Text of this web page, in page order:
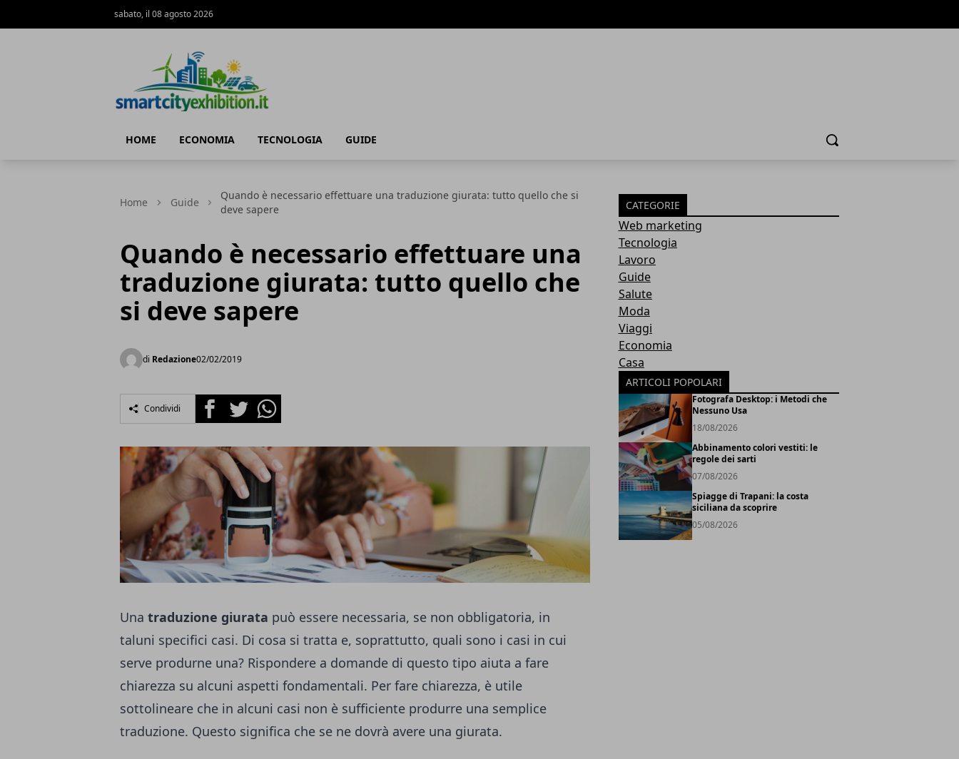
sabato, il 08 agosto 2026
HOME ECONOMIA TECNOLOGIA GUIDE Cerca
Home Guide
Quando è necessario effettuare una traduzione giurata: tutto quello che si
deve sapere
Quando è necessario effettuare una
traduzione giurata: tutto quello che
si deve sapere
di Redazione02/02/2019
Condividi FacebookTwitterWhatsapp
Una traduzione giurata può essere necessaria, se non obbligatoria, in
taluni specifici casi. Di cosa si tratta e, soprattutto, quali sono i casi in cui
serve produrne una? Rispondere a domande di questo tipo aiuta a fare
chiarezza su alcuni aspetti fondamentali. Per fare chiarezza, è utile
sottolineare che in alcuni casi non è sufficiente produrre una semplice
traduzione. Questo significa che se ne dovrà avere una giurata.
CATEGORIE
Web marketing
Tecnologia
Lavoro
Guide
Salute
Moda
Viaggi
Economia
Casa
ARTICOLI POPOLARI
Fotografa Desktop: i Metodi che
Nessuno Usa
18/08/2026
Abbinamento colori vestiti: le
regole dei sarti
07/08/2026
Spiagge di Trapani: la costa
siciliana da scoprire
05/08/2026